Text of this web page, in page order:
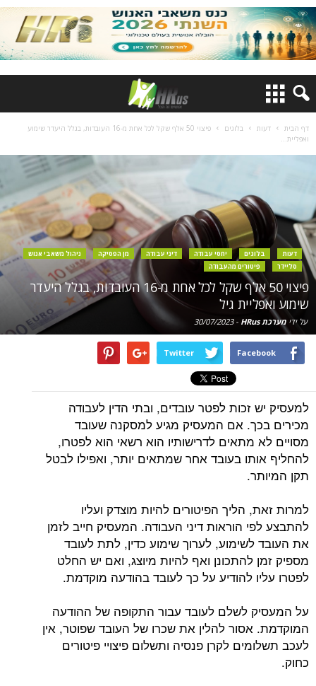
דף הבית דעות בלוגים
פיצוי 50 אלף שקל לכל אחת מ-16 העובדות, בגלל היעדר שימוע
ואפליית...
דעות בלוגים יחסי עבודה דיני עבודה מן הפסיקה
ניהול משאבי אנוש
סליידר
פיטורים מהעבודה
פיצוי 50 אלף שקל לכל אחת מ-16 העובדות, בגלל היעדר
שימוע ואפליית גיל
על ידי מערכת HRus -
30/07/2023
Facebook
Twitter
למעסיק יש זכות לפטר עובדים, ובתי הדין לעבודה
מכירים בכך. אם המעסיק מגיע למסקנה שעובד
מסויים לא מתאים לדרישותיו הוא רשאי הוא לפטרו,
להחליף אותו בעובד אחר שמתאים יותר, ואפילו לבטל
תקן המיותר.
למרות זאת, הליך הפיטורים להיות מוצדק ועליו
להתבצע לפי הוראות דיני העבודה. המעסיק חייב לזמן
את העובד לשימוע, לערוך שימוע כדין, לתת לעובד
מספיק זמן להתכונן ואף להיות מיוצג, ואם יש החלט
לפטרו עליו להודיע על כך לעובד בהודעה מוקדמת.
על המעסיק לשלם לעובד עבור התקופה של ההודעה
המוקדמת. אסור להלין את שכרו של העובד שפוטר, אין
לעכב תשלומים לקרן פנסיה ותשלום פיצויי פיטורים
כחוק.